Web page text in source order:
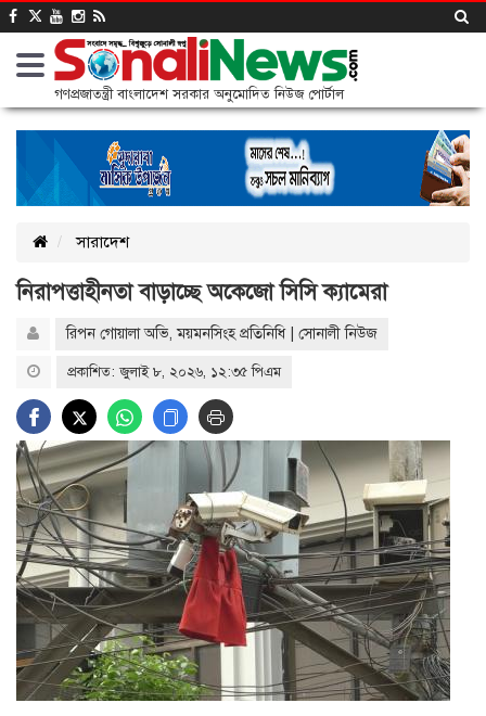
গণপ্রজাতন্ত্রী বাংলাদেশ সরকার অনুমোদিত নিউজ পোর্টাল
সারাদেশ
নিরাপত্তাহীনতা বাড়াচ্ছে অকেজো সিসি ক্যামেরা
রিপন গোয়ালা অভি, ময়মনসিংহ প্রতিনিধি | সোনালী নিউজ
প্রকাশিত: জুলাই ৮, ২০২৬, ১২:৩৫ পিএম